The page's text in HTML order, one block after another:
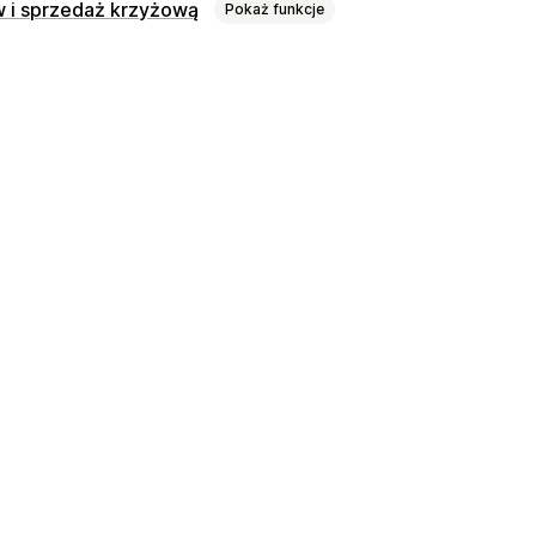
i sprzedaż krzyżową Pokaż funkcje